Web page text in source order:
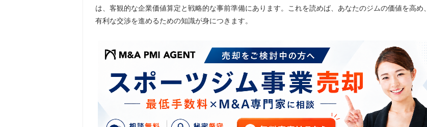
は、客観的な企業価値算定と戦略的な事前準備にあります。これを読めば、あなたのジムの価値を高め、
有利な交渉を進めるための知識が身につきます。